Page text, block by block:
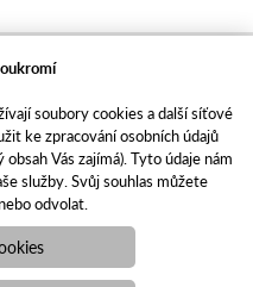
| agrics.cz © 2021
.cz
cs
soubory cookies a další síťové
ke zpracování osobních údajů
Vás zajímá). Tyto údaje nám
služby. Svůj souhlas můžete
odvolat.